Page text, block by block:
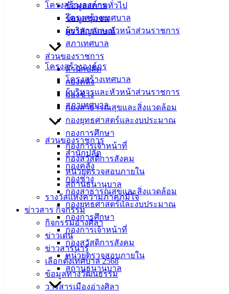
โครงสร้างองค์กร
โครงสร้างเทศบาล
ผู้บริหารและหัวหน้าส่วนราชการ
สภาเทศบาล
ส่วนของราชการ
สำนักปลัด
กองคลัง
กองช่าง
กองสาธารณสุขและสิ่งแวดล้อม
กองยุทธศาสตร์และงบประมาณ
กองการศึกษา
กองการเจ้าหน้าที่
กองสวัสดิการสังคม
หน่วยตรวจสอบภายใน
สถานธนานุบาล
รางวัลแห่งความภาคภูมิใจ
ข่าวสาร กิจกรรม
กิจกรรมอ่างศิลา
ข่าวเด่น
ข่าวสารน่ารู้
เลือกตั้งเทศบาล 2568
ข้อมูลทางวัฒนธรรม
วารสารเมืองอ่างศิลา
ข้อมูลสภาพทั่วไป
ข้อมูลชุมชน
ตราสัญลักษณ์
โครงสร้างองค์กร
โครงสร้างเทศบาล
ผู้บริหารและหัวหน้าส่วนราชการ
สภาเทศบาล
ส่วนของราชการ
สำนักปลัด
กองคลัง
กองช่าง
กองสาธารณสุขและสิ่งแวดล้อม
กองยุทธศาสตร์และงบประมาณ
กองการศึกษา
กองการเจ้าหน้าที่
กองสวัสดิการสังคม
หน่วยตรวจสอบภายใน
สถานธนานุบาล
ซื้อจัดจ้าง, ประกาศราคากลาง
ถนนคอนกรีตฯ แยกซอยสถาพรดาวน์โหลด
เทศบาล
อ.เมือง จ.ชลบุรี
142-100-104
บริการ
ประชาชน